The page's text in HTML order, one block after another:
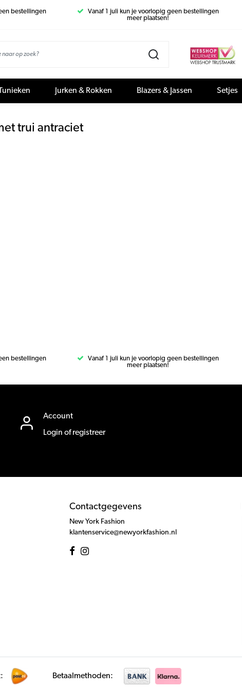
bestellingen
Vanaf 1 juli kun je voorlopig geen bestellingen
meer plaatsen!
Jurken & Rokken Blazers & Jassen Setjes
trui antraciet
bestellingen
Vanaf 1 juli kun je voorlopig geen bestellingen
meer plaatsen!
Account
Login of registreer
Contactgegevens
New York Fashion
klantenservice@newyorkfashion.nl
Betaalmethoden: